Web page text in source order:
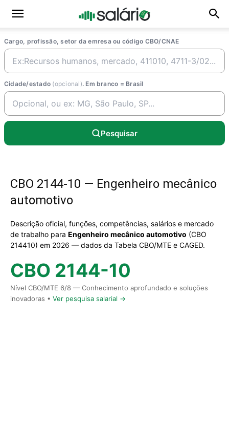
Cargo, profissão, setor da emresa ou código CBO/CNAE
Cidade/estado (opcional). Em branco = Brasil
Pesquisar
CBO 2144-10 — Engenheiro mecânico
automotivo
Descrição oficial, funções, competências, salários e mercado
de trabalho para Engenheiro mecânico automotivo (CBO
214410) em 2026 — dados da Tabela CBO/MTE e CAGED.
CBO 2144-10
Nível CBO/MTE 6/8 — Conhecimento aprofundado e soluções
inovadoras • Ver pesquisa salarial →